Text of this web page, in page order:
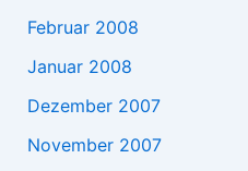
Februar 2008
Januar 2008
Dezember 2007
November 2007